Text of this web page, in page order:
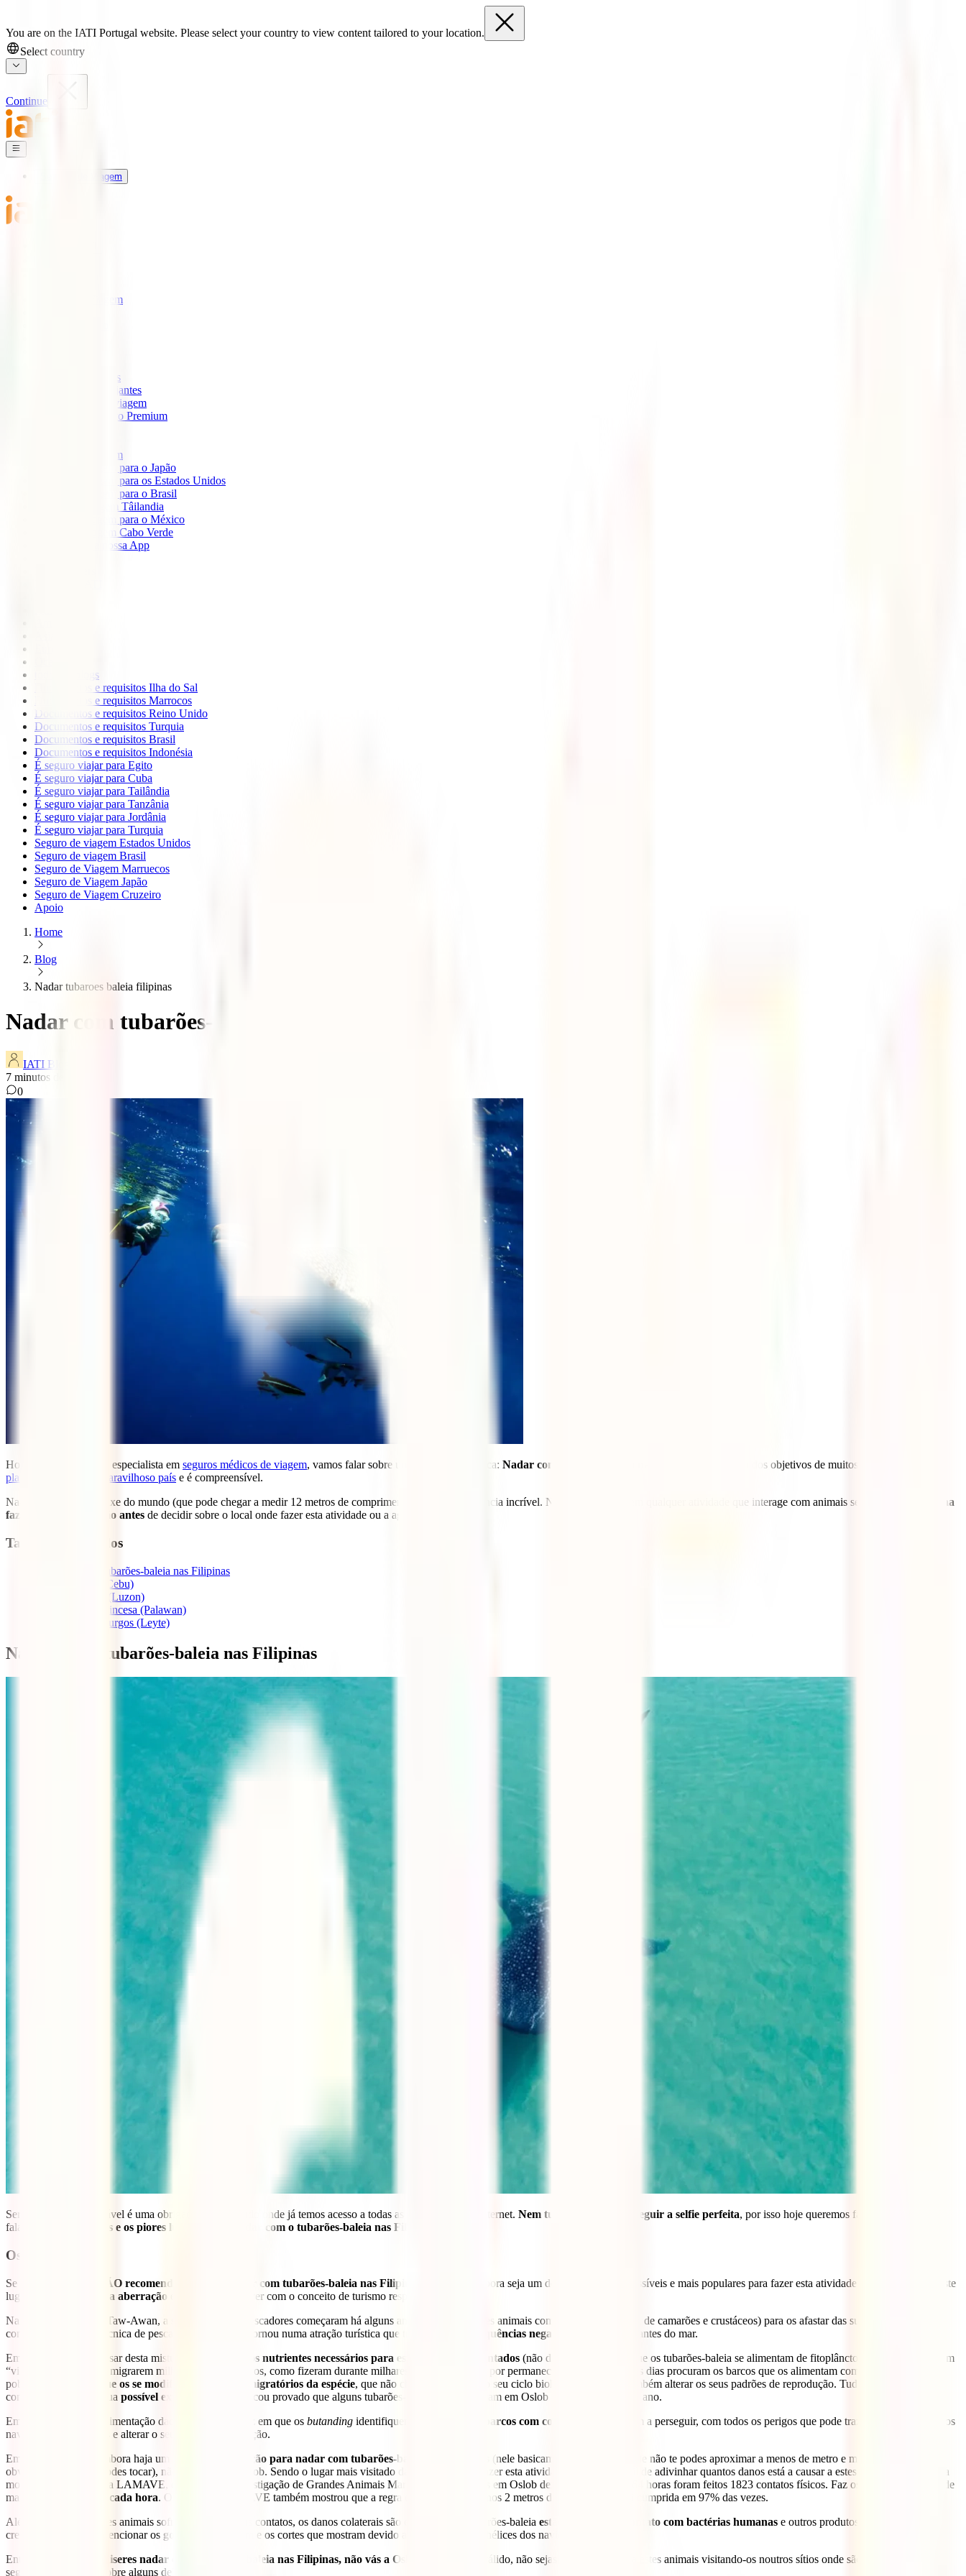
You are on the IATI Portugal website. Please select your country to view content tailored to your location.
Select country
Continue
Seguros de Viagem
Seguros de Viagem
IATI Escapadinhas
IATI Grandes Viajantes
IATI Anual Multiviagem
IATI Cancelamento Premium
Seguros de Viagem
Seguro de viagem para o Japão
Seguro de viagem para os Estados Unidos
Seguro de viagem para o Brasil
Seguro de Viagem Tâilandia
Seguro de viagem para o México
Seguro de viagem Cabo Verde
Descarregue a nossa App
todos os blogs
Documentos e requisitos Ilha do Sal
Documentos e requisitos Marrocos
Documentos e requisitos Reino Unido
Documentos e requisitos Turquia
Documentos e requisitos Brasil
Documentos e requisitos Indonésia
É seguro viajar para Egito
É seguro viajar para Cuba
É seguro viajar para Tailândia
É seguro viajar para Tanzânia
É seguro viajar para Jordânia
É seguro viajar para Turquia
Seguro de viagem Estados Unidos
Seguro de viagem Brasil
Seguro de Viagem Marruecos
Seguro de Viagem Japão
Seguro de Viagem Cruzeiro
Apoio
Home
Blog
Nadar tubaroes baleia filipinas
Nadar com tubarões-baleia nas Filipinas
IATI Blog
7 minutos de leitura
0
Hoje, no blog da IATI, especialista em seguros médicos de viagem, vamos falar sobre uma experiência única: Nadar com tubarões-baleia nas Filipinas
. Este é um dos objetivos de muitos viajantes que
planeiam visitar este maravilhoso país e é compreensível.
Nadar com o maior peixe do mundo (que pode chegar a medir 12 metros de comprimento!) é uma experiência incrível. No entanto, como em qualquer atividade que interage com animais selvagens,
vale a pena
fazer uma investigação antes de decidir sobre o local onde fazer esta atividade ou a agência a escolher.
Tabla de contenidos
Nadar com o tubarões-baleia nas Filipinas
Oslob (Cebu)
Donsol (Luzon)
Porto Princesa (Palawan)
Padre Burgos (Leyte)
Nadar com o tubarões-baleia nas Filipinas
Ser um turista responsável é uma obrigação num mundo onde já temos acesso a todas as informações na internet. Nem tudo vale para conseguir a selfie perfeita, por isso hoje queremos fazer a nossa parte e
falar sobre
os melhores e os piores lugares para nadar com o tubarões-baleia nas Filipinas.
Oslob (Cebu)
Se há um lugar que NÃO recomendamos para nadar com tubarões-baleia nas Filipinas, é Oslob
. Embora seja um dos lugares mais acessíveis e mais populares para fazer esta atividade, o que acontece neste
lugar é uma
verdadeira aberração e não tem nada a ver com o conceito de turismo responsável.
Na pequena aldeia de Taw-Awan, a sul de Cebu, os pescadores começaram há alguns anos a alimentar estes animais com
(uma mistura de camarões e crustáceos) para os afastar das suas redes. O que
começou como uma técnica de pesca, rapidamente se tornou numa atração turística que traz
muitas consequências negativas
para estes gigantes do mar.
Em primeiro lugar, apesar desta mistura
não lhes dar os nutrientes necessários para estarem bem alimentados (não devemos esquecer que os tubarões-baleia se alimentam de fitoplâncton ou plâncton), ficam
“viciados”. Em vez de migrarem milhares de quilómetros, como fizeram durante milhares de anos, acabam por permanecer na área e todos os dias procuram os barcos que os alimentam com aquela mistura tão
pobre.
Isto faz com que os se modifiquem padrões migratórios da espécie, que não chega a completar o seu ciclo biológico, podendo também alterar os seus padrões de reprodução. Tudo isto leva,
consequentemente, à sua possível extinção
. De fato, ficou provado que alguns tubarões-baleia permaneceram em Oslob durante mais de um ano.
Em segundo lugar, a alimentação dada pelo homem faz em que os butanding identifiquem a presença de barcos com comida
e os comecem a perseguir, com todos os perigos que pode trazer. Aproximar-se dos
navios pode magoá-los e alterar o seu padrão de migração.
Em terceiro lugar, e embora haja um
código de interação para nadar com tubarões-baleia nas Filipinas
(nele basicamente é explicado que não te podes aproximar a menos de metro e meio do animal e,
obviamente, não lhe podes tocar), não é respeitado Oslob. Sendo o lugar mais visitado das Filipinas para fazer esta atividade, não será difícil de adivinhar quantos danos está a causar a estes animais. De facto, a
monitorização que fez a LAMAVE, o Instituto de Investigação de Grandes Animais Marinhos das Filipinas em Oslob demonstrou que em 64 horas foram feitos 1823 contatos físicos. Faz os cálculos, falamos de
mais de
29 contatos a cada hora. O estudo da LAMAVE também mostrou que a regra de estar a pelo menos 2 metros de distância não foi cumprida em 97% das vezes.
Além do stress que estes animais sofrem por causa dos contatos, os danos colaterais são evidentes. Os tubarões-baleia estão expostos ao contato com bactérias humanas e outros produtos para a pele, como
cremes solares. Sem mencionar os golpes
que recebem e os cortes que mostram devido ao contato com as hélices dos navios.
Então, por favor,
se quiseres nadar com o tubarão-baleia nas Filipinas, não vás a Oslob
. Nem tudo é válido, não sejas egoísta e respeita estes animais visitando-os noutros sítios onde são respeitados. De
seguida, vamos falar sobre alguns deles.